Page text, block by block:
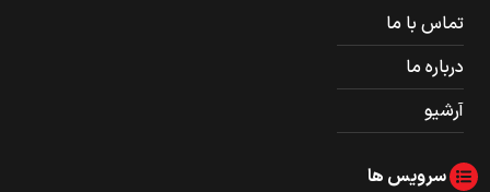
تماس با ما
درباره ما
آرشیو
سرویس ها